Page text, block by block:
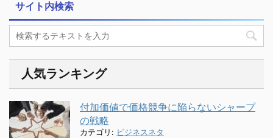
サイト内検索
人気ランキング
付加価値で価格競争に陥らないシャープ
の戦略
カテゴリ: ビジネスネタ